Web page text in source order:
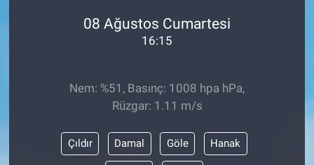
08 Ağustos Cumartesi
16:15
Nem: %51, Basınç: 1008 hpa hPa,
Rüzgar: 1.11 m/s
Çıldır Damal Göle Hanak